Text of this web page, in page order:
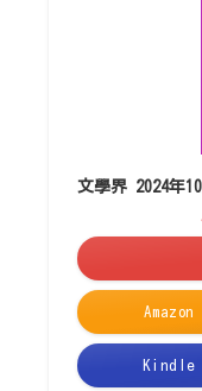
文學界 2024年
Amazon
Kindle